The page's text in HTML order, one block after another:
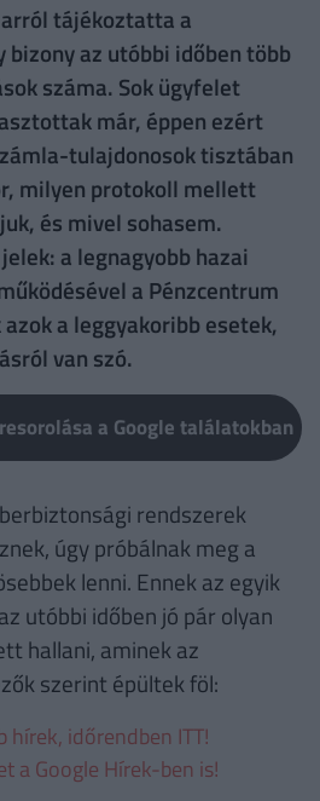
tájékoztatta a
bizony az utóbbi időben több
száma. Sok ügyfelet
már, éppen ezért
tulajdonosok tisztában
milyen protokoll mellett
és mivel sohasem.
a legnagyobb hazai
a Pénzcentrum
a leggyakoribb esetek,
van szó.
a Google találatokban
rendszerek
úgy próbálnak meg a
lenni. Ennek az egyik
utóbbi időben jó pár olyan
hallani, aminek az
szerint épültek föl:
hírek, időrendben ITT!
a Google Hírek-ben is!